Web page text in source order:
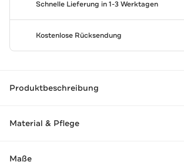
Schnelle Lieferung in 1-3 Werktagen
Kostenlose Rücksendung
Produktbeschreibung
Material & Pflege
Maße